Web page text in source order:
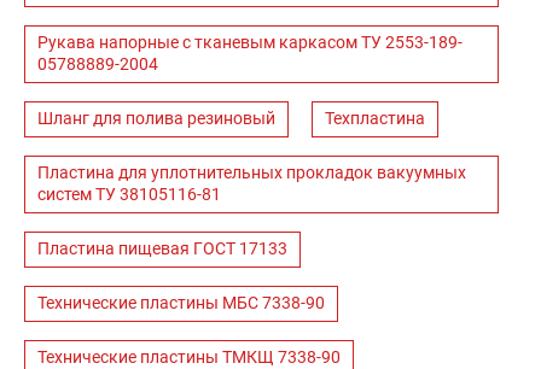
Рукава напорные с тканевым каркасом ТУ 2553-189-
05788889-2004
Шланг для полива резиновый Техпластина
Пластина для уплотнительных прокладок вакуумных
систем ТУ 38105116-81
Пластина пищевая ГОСТ 17133
Технические пластины МБС 7338-90
Технические пластины ТМКЩ 7338-90